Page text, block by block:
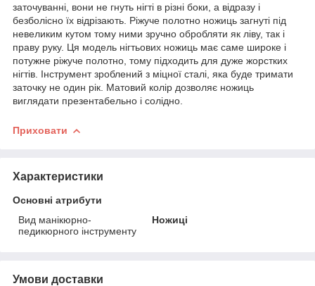
заточуванні, вони не гнуть нігті в різні боки, а відразу і
безболісно їх відрізають. Ріжуче полотно ножиць загнуті під
невеликим кутом тому ними зручно обробляти як ліву, так і
праву руку. Ця модель нігтьових ножиць має саме широке і
потужне ріжуче полотно, тому підходить для дуже жорстких
нігтів. Інструмент зроблений з міцної сталі, яка буде тримати
заточку не один рік. Матовий колір дозволяє ножиць
виглядати презентабельно і солідно.
Приховати
Характеристики
Основні атрибути
Вид манікюрно-
педикюрного інструменту
Ножиці
Умови доставки